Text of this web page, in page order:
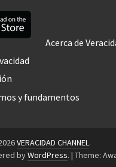
Acerca de
y fundamentos
VERACIDAD CHANNEL.
byWordPress. | Theme: